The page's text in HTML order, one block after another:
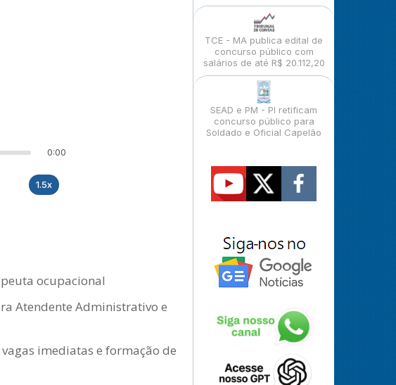
0:00
1.5x
ocupacional
Atendente Administrativo e
imediatas e formação de
TCE - MA publica edital de
concurso público com
salários de até R$ 20.112,20
SEAD e PM - PI retificam
concurso público para
Soldado e Oficial Capelão